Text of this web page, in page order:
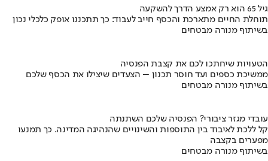
גיל 65 הוא רק אמצע הדרך להשקעה
תוחלת החיים מתארכת והכסף חייב לעבוד: כך תתכננו אופק כלכלי נכון
בשיתוף מנורה מבטחים
הטעויות שיחתכו לכם את קצבת הפנסיה
ממשיכת כספים ועד חוסר תכנון – הצעדים שיצילו את הכסף שלכם
בשיתוף מנורה מבטחים
עובדי מגזר ציבורי? הפנסיה שלכם השתנתה
קל ללכת לאיבוד בין התוספות והשינויים שהנהיגה המדינה. כך תמנעו
מפערים בקצבה
בשיתוף מנורה מבטחים